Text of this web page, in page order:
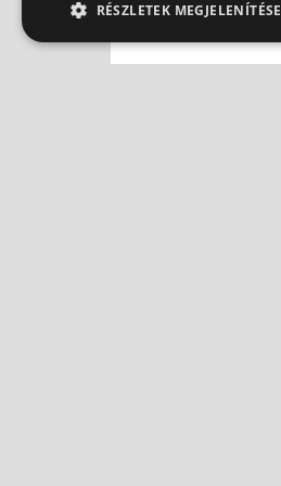
RÉSZLETEK MEGJELENÍTÉSE